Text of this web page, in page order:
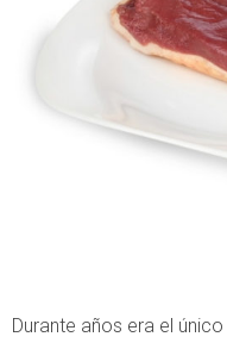
Durante años era el